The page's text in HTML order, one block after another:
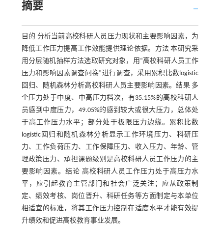
摘要
目的 分析当前高校科研人员压力现状和主要影响因素，为
降低工作压力提高工作效能提供理论依据。方法 本研究采
用分层随机抽样方法选取研究对象，用“高校科研人员工作
压力和影响因素调查问卷”进行调查，采用累积比数logistic
回归、随机森林分析高校科研人员主要影响因素。结果 多
个压力处于中度、中高压力档次，有35.15%的高校科研人
员感到中度压力，49.05%的感到较大或很大压力，总体处
于高工作压力水平；部分处于极限压力边缘。累积比数
logistic回归和随机森林分析显示工作环境压力、科研压
力、工作负荷压力、工作保障压力、收入压力、年龄、管
理政策压力、承担课题级别是高校科研人员工作压力的主
要影响因素。结论 高校科研人员工作压力处于高压力水
平，应引起教育主管部门和社会广泛关注；应从政策制
定、绩效考核、岗位晋升、科研任务等方面制定与本单位
相适宜的标准，将其工作压力控制在适度水平才能有效提
升绩效和促进高校教育事业发展。